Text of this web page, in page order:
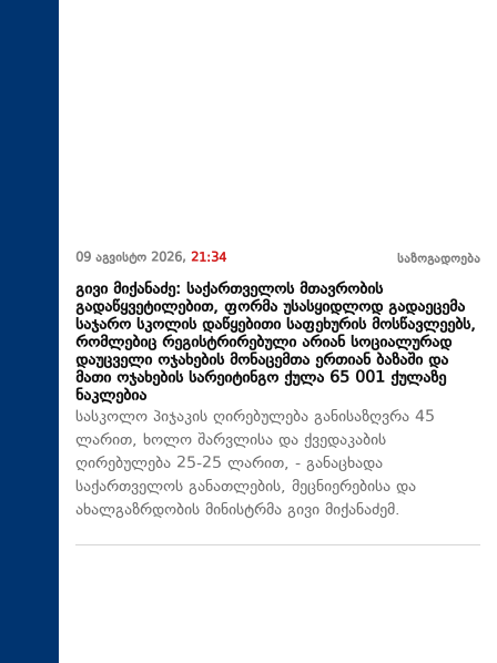
09 აგვისტო 2026, 21:34 საზოგადოება
გივი მიქანაძე: საქართველოს მთავრობის
გადაწყვეტილებით, ფორმა უსასყიდლოდ გადაეცემა
საჯარო სკოლის დაწყებითი საფეხურის მოსწავლეებს,
რომლებიც რეგისტრირებული არიან სოციალურად
დაუცველი ოჯახების მონაცემთა ერთიან ბაზაში და
მათი ოჯახების სარეიტინგო ქულა 65 001 ქულაზე
ნაკლებია
სასკოლო პიჯაკის ღირებულება განისაზღვრა 45
ლარით, ხოლო შარვლისა და ქვედაკაბის
ღირებულება 25-25 ლარით, - განაცხადა
საქართველოს განათლების, მეცნიერებისა და
ახალგაზრდობის მინისტრმა გივი მიქანაძემ.